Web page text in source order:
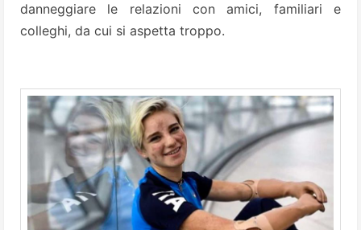
danneggiare le relazioni con amici, familiari e
colleghi, da cui si aspetta troppo.